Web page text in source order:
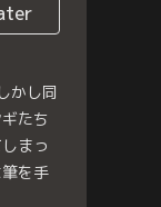
かし同
たち
まっ
を手